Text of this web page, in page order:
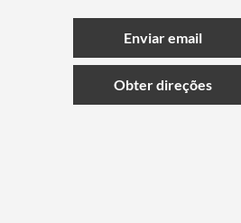
Enviar email
Obter direções